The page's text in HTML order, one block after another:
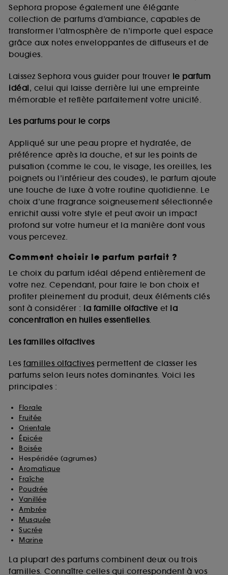
Sephora propose également une élégante
collection de parfums d’ambiance, capables de
transformer l’atmosphère de n’importe quel espace
grâce aux notes enveloppantes de diffuseurs et de
bougies.
Laissez Sephora vous guider pour trouver le parfum
idéal, celui qui laisse derrière lui une empreinte
mémorable et reflète parfaitement votre unicité.
Les parfums pour le corps
Appliqué sur une peau propre et hydratée, de
préférence après la douche, et sur les points de
pulsation (comme le cou, le visage, les oreilles, les
poignets ou l’intérieur des coudes), le parfum ajoute
une touche de luxe à votre routine quotidienne. Le
choix d’une fragrance soigneusement sélectionnée
enrichit aussi votre style et peut avoir un impact
profond sur votre humeur et la manière dont vous
vous percevez.
Comment choisir le parfum parfait ?
Le choix du parfum idéal dépend entièrement de
votre nez. Cependant, pour faire le bon choix et
profiter pleinement du produit, deux éléments clés
sont à considérer : la famille olfactive et la
concentration en huiles essentielles.
Les familles olfactives
Les familles olfactives permettent de classer les
parfums selon leurs notes dominantes. Voici les
principales :
Florale
Fruitée
Orientale
Épicée
Boisée
Hespéridée (agrumes)
Aromatique
Fraîche
Poudrée
Vanillée
Ambrée
Musquée
Sucrée
Marine
La plupart des parfums combinent deux ou trois
familles. Connaître celles qui correspondent à vos
de vous plaire via des publicités, y compris sur des
sites tiers et sur les réseaux sociaux, sur la base
des pages que vous avez consultées, de votre
navigation, et de l'historique de vos interactions.
d’en améliorer la performance.
Cookies de sécurisation des paiements en ligne :
fraudes aux moyens de paiement et les
usurpations d’identité.
Cookies fonctionnels :il s’agit de cookies
permettant l’affichage et/ou la fourniture de
certaines fonctionnalités du site, tel que les
cookies d’authentification qui sont utilisés afin de
vous faire bénéficier de l’authentification
prolongée vous permettant d’accéder à votre
compte lors de votre prochaine visite sur le site
sans saisir à nouveau votre identifiant et mot de
passe.
A l'exception des cookies techniques, le dépôt et la
lecture de ces traceurs requiert votre accord. Vous
pouvez personnaliser vos choix concernant le dépôt
de ces cookies grâce au bouton "personnaliser mes
choix" ci-dessous ou décider de "tout accepter".
Sephora pourra associer les informations de
navigation collectées par ces Cookies, pour les
collectées ou générées lors de votre activité en ligne
sur "continuer sans accepter". Voous pouvez à tout
moment choisir de retirer votrte consentement. Si vous
souhaitez obtenir plus d'information sur les cookies
utilisés, cliquez